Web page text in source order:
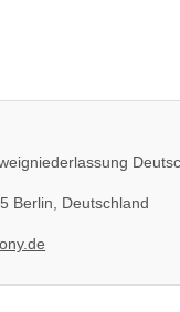
Berlin, Deutschland